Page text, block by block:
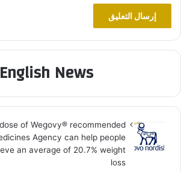
English News
of Wegovy®️ recommended
Agency can help people
an average of 20.7% weight
loss